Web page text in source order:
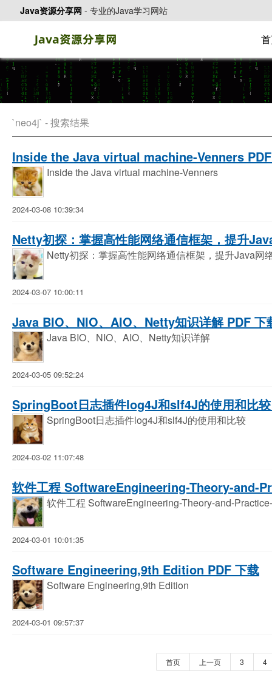
Java资源分享网 - 专业的Java学习网站
`neo4j` - 搜索结果
Inside the Java virtual machine-Venners
Inside the Java virtual machine-Venners
2024-03-08 10:39:34
Netty初探：掌握高性能网络通信框架，提升
Netty初探：掌握高性能网络通信框架，提升Java网
2024-03-07 10:00:11
Java BIO、NIO、AIO、Netty知识详解 PDF 下
Java BIO、NIO、AIO、Netty知识详解
2024-03-05 09:52:24
SpringBoot日志插件log4J和slf4J的使用和比
SpringBoot日志插件log4J和slf4J的使用和比较
2024-03-02 11:07:48
软件工程 SoftwareEngineering-Theory-and-
软件工程 SoftwareEngineering-Theory-and-
2024-03-01 10:01:35
Software Engineering,9th Edition PDF 下载
Software Engineering,9th Edition
2024-03-01 09:57:37
首页 上一页 3 4